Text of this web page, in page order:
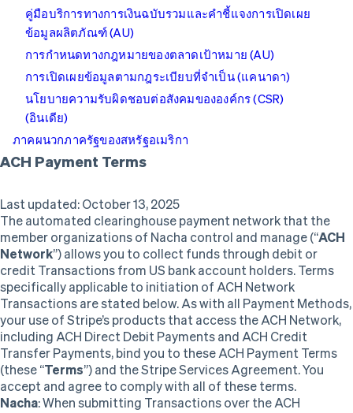
คู่มือบริการทางการเงินฉบับรวมและคำชี้แจงการเปิดเผย
ข้อมูลผลิตภัณฑ์ (AU)
การกำหนดทางกฎหมายของตลาดเป้าหมาย (AU)
การเปิดเผยข้อมูลตามกฎระเบียบที่จำเป็น (แคนาดา)
นโยบายความรับผิดชอบต่อสังคมขององค์กร (CSR)
(อินเดีย)
ภาคผนวกภาครัฐของสหรัฐอเมริกา
ACH Payment Terms
Last updated: October 13, 2025
The automated clearinghouse payment network that the
member organizations of Nacha control and manage (“ACH
Network”) allows you to collect funds through debit or
credit Transactions from US bank account holders. Terms
specifically applicable to initiation of ACH Network
Transactions are stated below. As with all Payment Methods,
your use of Stripe’s products that access the ACH Network,
including ACH Direct Debit Payments and ACH Credit
Transfer Payments, bind you to these ACH Payment Terms
(these “Terms”) and the Stripe Services Agreement. You
accept and agree to comply with all of these terms.
Nacha: When submitting Transactions over the ACH